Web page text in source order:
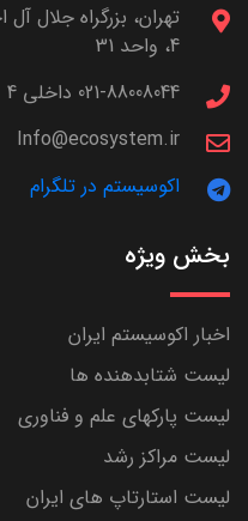
4، واحد 31
021-88008044 داخلی 4
Info@ecosystem.ir
اکوسیستم در تلگرام
بخش ویژه
اخبار اکوسیستم ایران
لیست شتابدهنده ها
لیست پارکهای علم و فناوری
لیست مراکز رشد
لیست استارتاپ های ایران